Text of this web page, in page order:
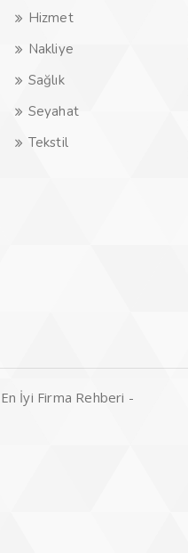
Hizmet
Nakliye
Sağlık
Seyahat
Tekstil
İyi Firma Rehberi -